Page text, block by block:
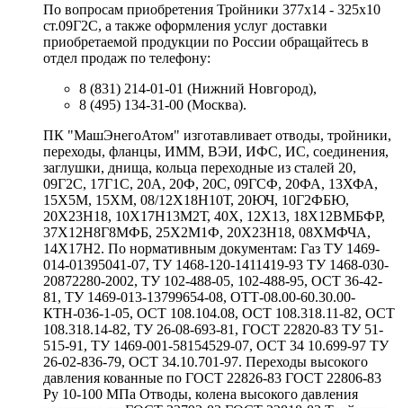
По вопросам приобретения Тройники 377х14 - 325х10
ст.09Г2С, а также оформления услуг доставки
приобретаемой продукции по России обращайтесь в
отдел продаж по телефону:
8 (831) 214-01-01 (Нижний Новгород),
8 (495) 134-31-00 (Москва).
ПК "МашЭнегоАтом" изготавливает отводы, тройники,
переходы, фланцы, ИММ, ВЭИ, ИФС, ИС, соединения,
заглушки, днища, кольца переходные из сталей 20,
09Г2С, 17Г1С, 20А, 20Ф, 20С, 09ГСФ, 20ФА, 13ХФА,
15Х5М, 15ХМ, 08/12Х18Н10Т, 20ЮЧ, 10Г2ФБЮ,
20Х23Н18, 10Х17Н13М2Т, 40Х, 12Х13, 18Х12ВМБФР,
37Х12Н8Г8МФБ, 25Х2М1Ф, 20Х23Н18, 08ХМФЧА,
14Х17Н2. По нормативным документам: Газ ТУ 1469-
014-01395041-07, ТУ 1468-120-1411419-93 ТУ 1468-030-
20872280-2002, ТУ 102-488-05, 102-488-95, ОСТ 36-42-
81, ТУ 1469-013-13799654-08, ОТТ-08.00-60.30.00-
КТН-036-1-05, ОСТ 108.104.08, ОСТ 108.318.11-82, ОСТ
108.318.14-82, ТУ 26-08-693-81, ГОСТ 22820-83 ТУ 51-
515-91, ТУ 1469-001-58154529-07, ОСТ 34 10.699-97 ТУ
26-02-836-79, ОСТ 34.10.701-97. Переходы высокого
давления кованные по ГОСТ 22826-83 ГОСТ 22806-83
Ру 10-100 МПа Отводы, колена высокого давления